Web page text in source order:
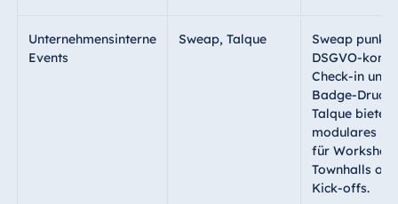
Unternehmensinterne
Events
Sweap, Talque
Sweap
DSGVO-
Check-in und
Badge-Druck,
Talque bietet
modulares
für
Townhalls
Kick-offs.